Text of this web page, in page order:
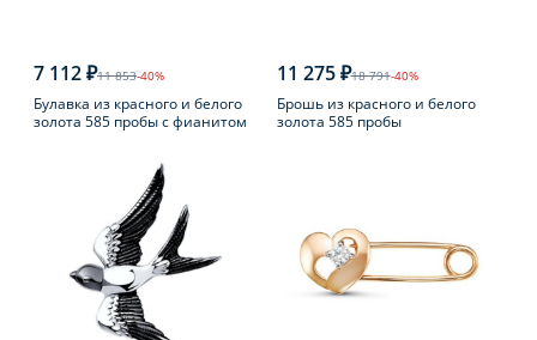
7 112 ₽11 853-40%
Булавка из красного и белого
золота 585 пробы с фианитом
11 275 ₽18 791-40%
Брошь из красного и белого
золота 585 пробы